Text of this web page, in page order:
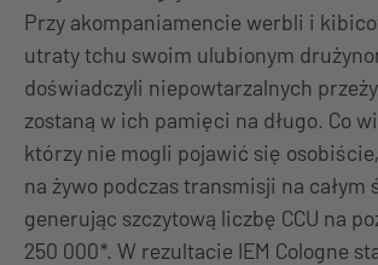
Przy akompaniamencie werbli i
utraty tchu swoim ulubionym
doświadczyli niepowtarzalnych
zostaną w ich pamięci na długo. Co
którzy nie mogli pojawić się
na żywo podczas transmisji na całym
generując szczytową liczbę CCU na
250 000*. W rezultacie IEM Cologne